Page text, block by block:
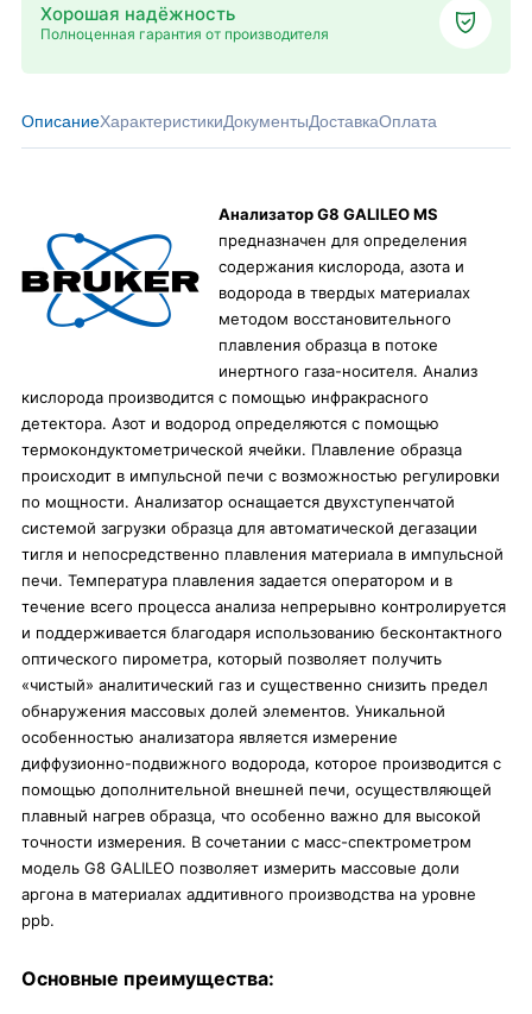
Хорошая надёжность
Полноценная гарантия от производителя
ОписаниеХарактеристикиДокументыДоставкаОплата
Анализатор G8 GALILEO MS
предназначен для определения
содержания кислорода, азота и
водорода в твердых материалах
методом восстановительного
плавления образца в потоке
инертного газа-носителя. Анализ
кислорода производится с помощью инфракрасного
детектора. Азот и водород определяются с помощью
термокондуктометрической ячейки. Плавление образца
происходит в импульсной печи с возможностью регулировки
по мощности. Анализатор оснащается двухступенчатой
системой загрузки образца для автоматической дегазации
тигля и непосредственно плавления материала в импульсной
печи. Температура плавления задается оператором и в
течение всего процесса анализа непрерывно контролируется
и поддерживается благодаря использованию бесконтактного
оптического пирометра, который позволяет получить
«чистый» аналитический газ и существенно снизить предел
обнаружения массовых долей элементов. Уникальной
особенностью анализатора является измерение
диффузионно-подвижного водорода, которое производится с
помощью дополнительной внешней печи, осуществляющей
плавный нагрев образца, что особенно важно для высокой
точности измерения. В сочетании с масс-спектрометром
модель G8 GALILEO позволяет измерить массовые доли
аргона в материалах аддитивного производства на уровне
ppb.
Основные преимущества: